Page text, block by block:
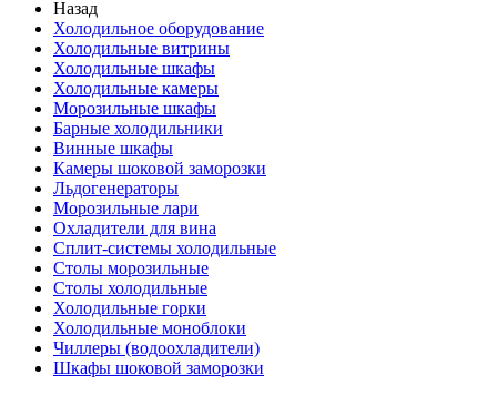
Назад
Холодильное оборудование
Холодильные витрины
Холодильные шкафы
Холодильные камеры
Морозильные шкафы
Барные холодильники
Винные шкафы
Камеры шоковой заморозки
Льдогенераторы
Морозильные лари
Охладители для вина
Сплит-системы холодильные
Столы морозильные
Столы холодильные
Холодильные горки
Холодильные моноблоки
Чиллеры (водоохладители)
Шкафы шоковой заморозки